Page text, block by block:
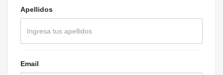
Apellidos
Email